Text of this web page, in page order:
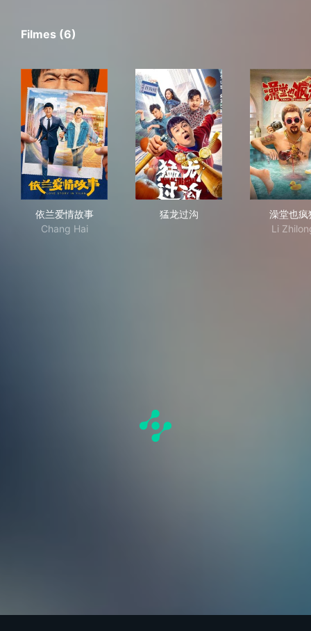
Filmes (6)
依兰爱情故事
Chang Hai
猛龙过沟
澡堂也疯
Li